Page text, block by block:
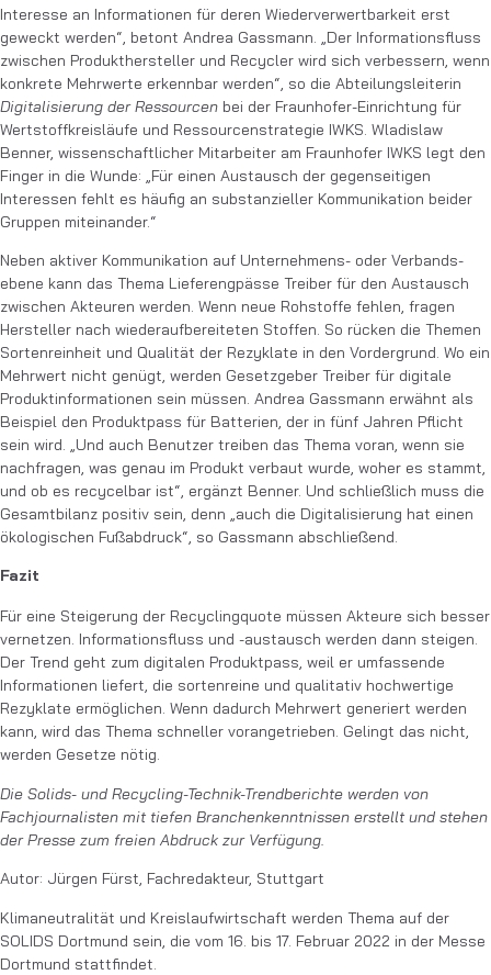
Interesse an Informationen für deren Wiederverwertbarkeit erst
geweckt werden“, betont Andrea Gassmann. „Der Informationsfluss
zwischen Produkthersteller und Recycler wird sich verbessern, wenn
konkrete Mehrwerte erkennbar werden“, so die Abteilungsleiterin
Digitalisierung der Ressourcen bei der Fraunhofer-Einrichtung für
Wertstoffkreisläufe und Ressourcenstrategie IWKS. Wladislaw
Benner, wissen­schaftlicher Mitarbeiter am Fraunhofer IWKS legt den
Finger in die Wunde: „Für einen Austausch der gegenseitigen
Interessen fehlt es häufig an substanzieller Kommunikation beider
Gruppen miteinander.“
Neben aktiver Kommunikation auf Unternehmens- oder Verbands­
ebene kann das Thema Lieferengpässe Treiber für den Austausch
zwischen Akteuren werden. Wenn neue Rohstoffe fehlen, fragen
Hersteller nach wiederaufbereiteten Stoffen. So rücken die Themen
Sortenreinheit und Qualität der Rezyklate in den Vordergrund. Wo ein
Mehrwert nicht genügt, werden Gesetzgeber Treiber für digitale
Produktinformationen sein müssen. Andrea Gassmann erwähnt als
Beispiel den Produktpass für Batterien, der in fünf Jahren Pflicht
sein wird. „Und auch Benutzer treiben das Thema voran, wenn sie
nachfragen, was genau im Produkt verbaut wurde, woher es stammt,
und ob es recycelbar ist“, ergänzt Benner. Und schließlich muss die
Gesamtbilanz positiv sein, denn „auch die Digitalisierung hat einen
ökologischen Fußabdruck“, so Gassmann abschließend.
Fazit
Für eine Steigerung der Recyclingquote müssen Akteure sich besser
vernetzen. Informationsfluss und -austausch werden dann steigen.
Der Trend geht zum digitalen Produktpass, weil er umfassende
Informationen liefert, die sortenreine und qualitativ hochwertige
Rezyklate ermöglichen. Wenn dadurch Mehrwert generiert werden
kann, wird das Thema schneller vorangetrieben. Gelingt das nicht,
werden Gesetze nötig.
Die Solids- und Recycling-Technik-Trendberichte werden von
Fachjournalisten mit tiefen Branchenkenntnissen erstellt und stehen
der Presse zum freien Abdruck zur Verfügung.
Autor: Jürgen Fürst, Fachredakteur, Stuttgart
Klimaneutralität und Kreislaufwirtschaft werden Thema auf der
SOLIDS Dortmund sein, die vom 16. bis 17. Februar 2022 in der Messe
Dortmund stattfindet.